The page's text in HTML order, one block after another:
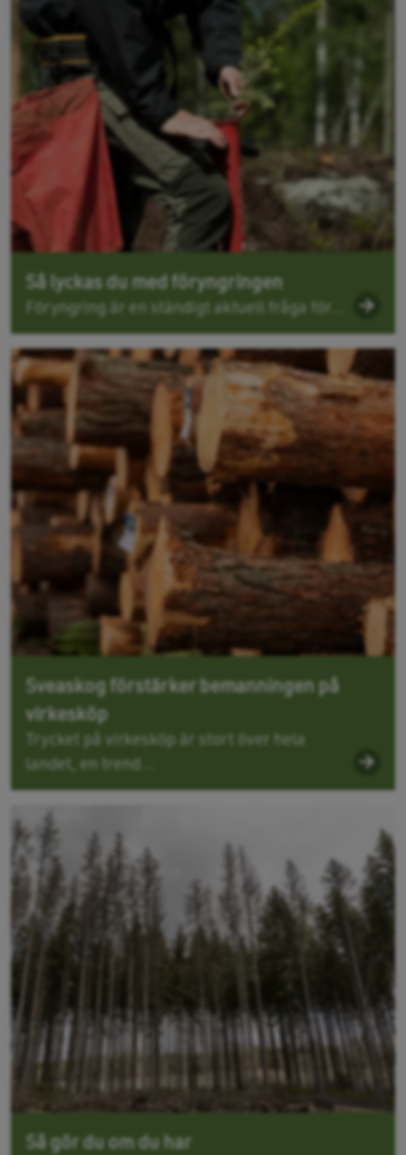
Så lyckas du med föryngringen
Föryngring är en ständigt aktuell fråga för...
Sveaskog förstärker bemanningen på
virkesköp
Trycket på virkesköp är stort över hela
landet, en trend...
Så gör du om du har